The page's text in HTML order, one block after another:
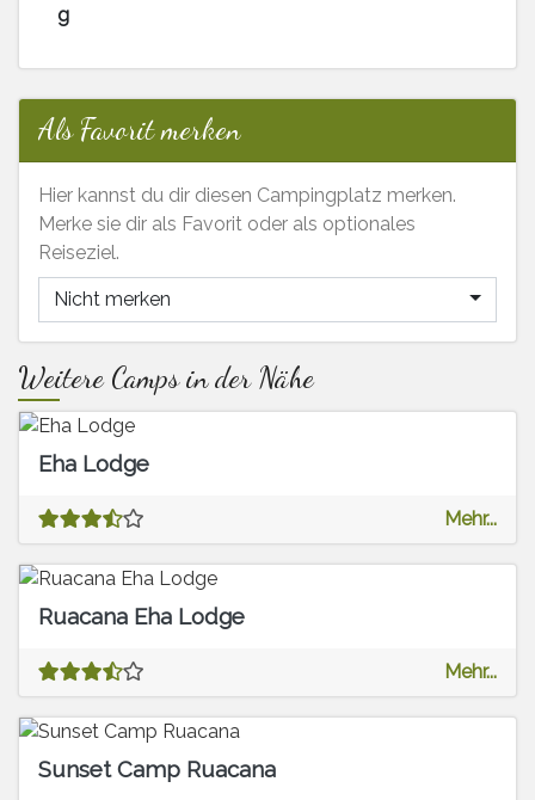
g
Als Favorit merken
Hier kannst du dir diesen Campingplatz merken.
Merke sie dir als Favorit oder als optionales
Reiseziel.
Nicht merken
Weitere Camps in der Nähe
Eha Lodge
Mehr...
Ruacana Eha Lodge
Mehr...
Sunset Camp Ruacana